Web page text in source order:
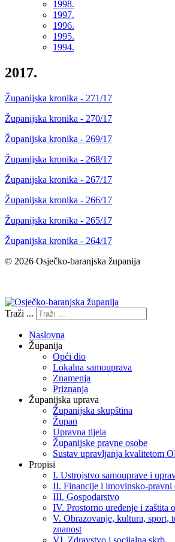
1998.
1997.
1996.
1995.
1994.
2017.
Županijska kronika - 271/17
Županijska kronika - 270/17
Županijska kronika - 269/17
Županijska kronika - 268/17
Županijska kronika - 267/17
Županijska kronika - 266/17
Županijska kronika - 265/17
Županijska kronika - 264/17
© 2026 Osječko-baranjska županija
Traži ...
Naslovna
Županija
Opći dio
Lokalna samouprava
Znamenja
Priznanja
Županijska uprava
Županijska skupština
Župan
Upravna tijela
Županijske pravne osobe
Sustav upravljanja kvalitetom
Propisi
I. Ustrojstvo samouprave i
II. Financije i imovinsko-pravni
III. Gospodarstvo
IV. Prostorno uređenje i zaštita
V. Obrazovanje, kultura, sport,
znanost